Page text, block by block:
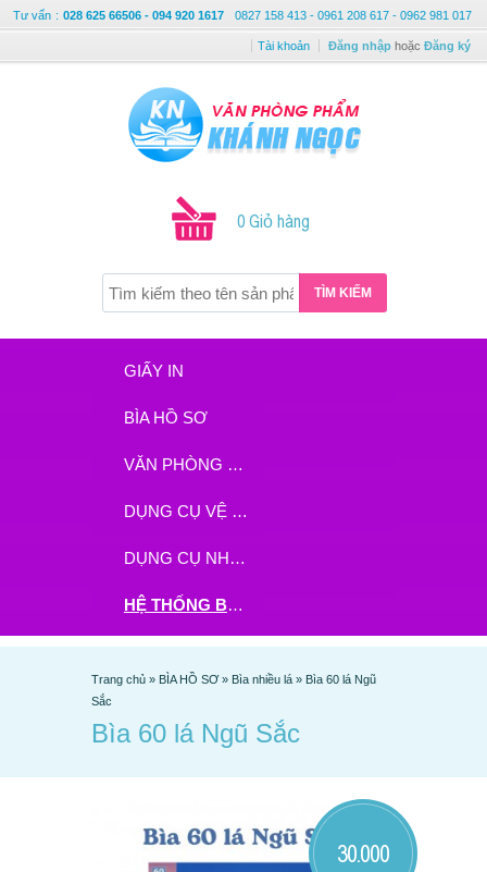
Tư vấn : 028 625 66506 - 094 920 1617 0827 158 413 - 0961 208 617 - 0962 981 017
Tài khoản Đăng nhập hoặc Đăng ký
0 Giỏ hàng
TÌM KIẾM
GIẤY IN
BÌA HỒ SƠ
VĂN PHÒNG PHẨM
DỤNG CỤ VỆ SINH
DỤNG CỤ NHÀ BẾP
HỆ THỐNG BHX - TGDĐ ĐẶT HÀNG TẠI ĐÂY
Trang chủ » BÌA HỒ SƠ » Bìa nhiều lá » Bìa 60 lá Ngũ
Sắc
Bìa 60 lá Ngũ Sắc
30.000